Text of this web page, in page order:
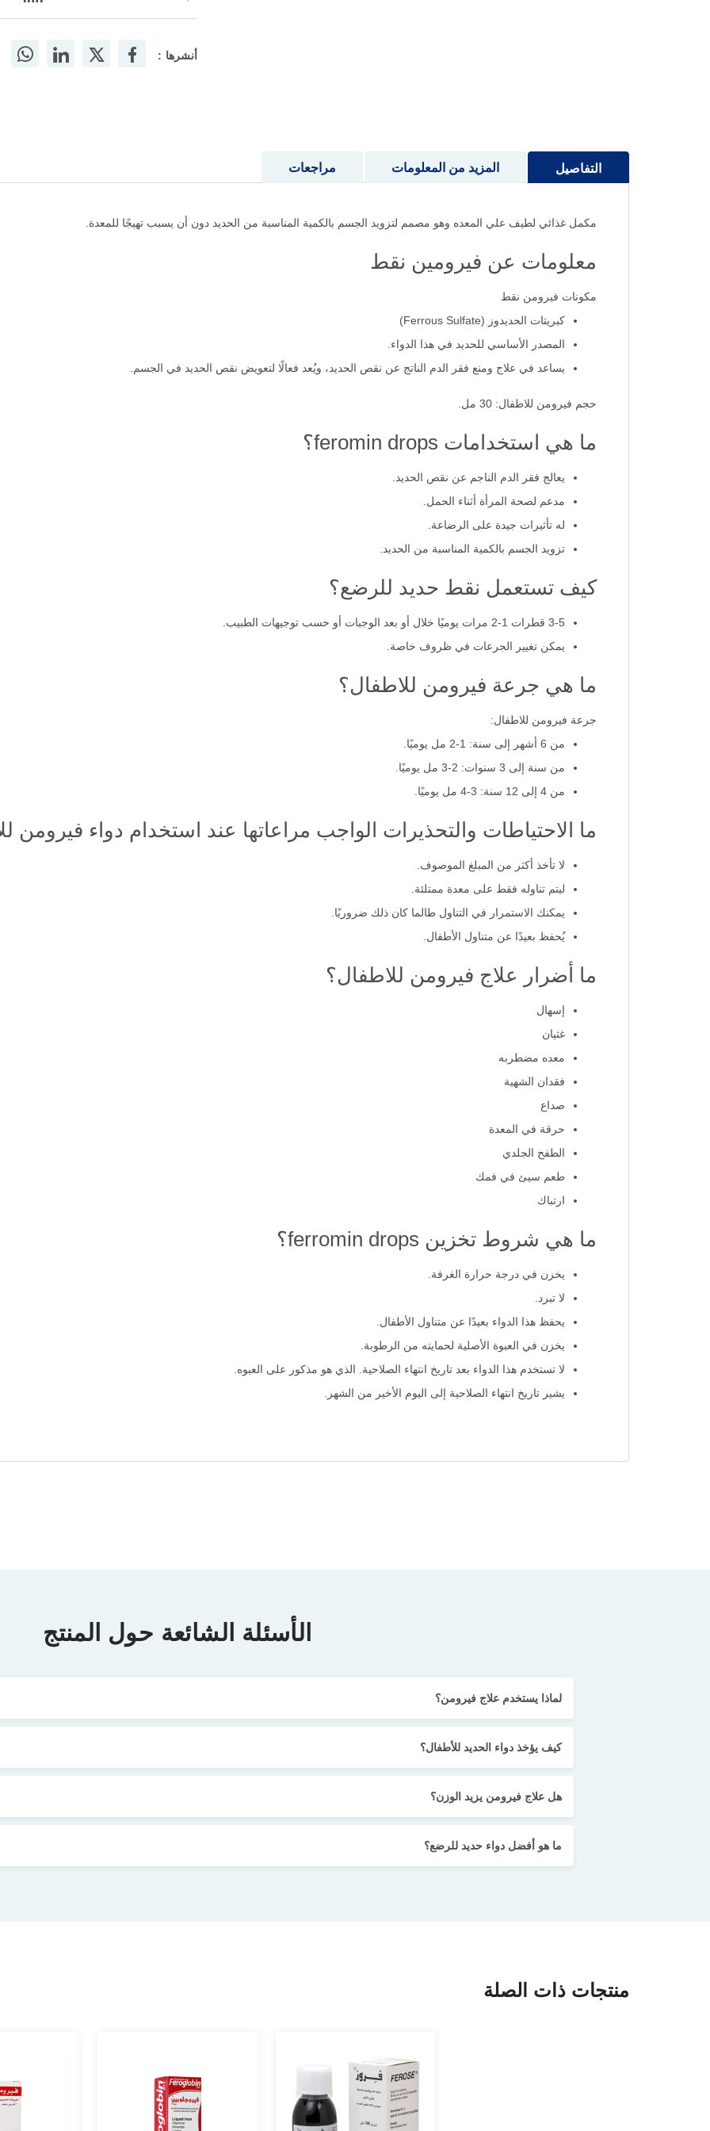
أنشرها :
التفاصيل
مكمل غذائي لطيف علي المعده وهو مصمم لتزويد الجسم بالكمية المناسبة من الحديد دون أن يسبب تهيجًا للمعدة.
معلومات عن فيرومين نقط
مكونات فيرومن نقط
كبريتات الحديدوز (Ferrous Sulfate)
المصدر الأساسي للحديد في هذا الدواء.
يساعد في علاج ومنع فقر الدم الناتج عن نقص الحديد، ويُعد فعالًا لتعويض نقص الحديد في الجسم.
حجم فيرومن للاطفال: 30 مل.
ما هي استخدامات feromin drops؟
يعالج فقر الدم الناجم عن نقص الحديد.
مدعم لصحة المرأة أثناء الحمل.
له تأثيرات جيدة على الرضاعة.
تزويد الجسم بالكمية المناسبة من الحديد.
كيف تستعمل نقط حديد للرضع؟
3-5 قطرات 1-2 مرات يوميًا خلال أو بعد الوجبات أو حسب توجيهات الطبيب.
يمكن تغيير الجرعات في ظروف خاصة.
ما هي جرعة فيرومن للاطفال؟
جرعة فيرومن للاطفال:
من 6 أشهر إلى سنة: 1-2 مل يوميًا.
من سنة إلى 3 سنوات: 2-3 مل يوميًا.
من 4 إلى 12 سنة: 3-4 مل يوميًا.
ما الاحتياطات والتحذيرات الواجب مراعاتها عند استخدام دواء فيرومن
لا تأخذ أكثر من المبلغ الموصوف.
ليتم تناوله فقط على معدة ممتلئة.
يمكنك الاستمرار في التناول طالما كان ذلك ضروريًا.
يُحفظ بعيدًا عن متناول الأطفال.
ما أضرار علاج فيرومن للاطفال؟
إسهال
غثيان
معده مضطربه
فقدان الشهية
صداع
حرقة في المعدة
الطفح الجلدي
طعم سيئ في فمك
ارتباك
ما هي شروط تخزين ferromin drops؟
يخزن في درجة حرارة الغرفة.
لا تبرد.
يحفظ هذا الدواء بعيدًا عن متناول الأطفال.
يخزن في العبوة الأصلية لحمايته من الرطوبة.
لا تستخدم هذا الدواء بعد تاريخ انتهاء الصلاحية. الذي هو مذكور على العبوه.
يشير تاريخ انتهاء الصلاحية إلى اليوم الأخير من الشهر.
المزيد من المعلومات مراجعات
الأسئلة الشائعة حول المنتج
لماذا يستخدم علاج فيرومن؟
كيف يؤخذ دواء الحديد للأطفال؟
هل علاج فيرومن يزيد الوزن؟
ما هو أفضل دواء حديد للرضع؟
منتجات ذات الصلة